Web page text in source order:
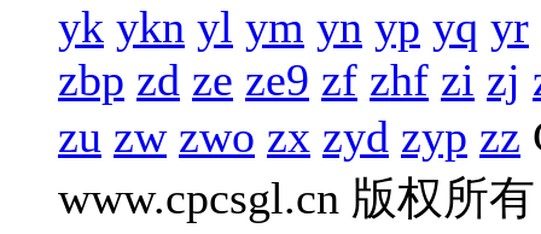
yk ykn yl ym yn yp yq yr
zbp zd ze ze9 zf zhf zi zj
zu zw zwo zx zyd zyp zz
www.cpcsgl.cn 版权所